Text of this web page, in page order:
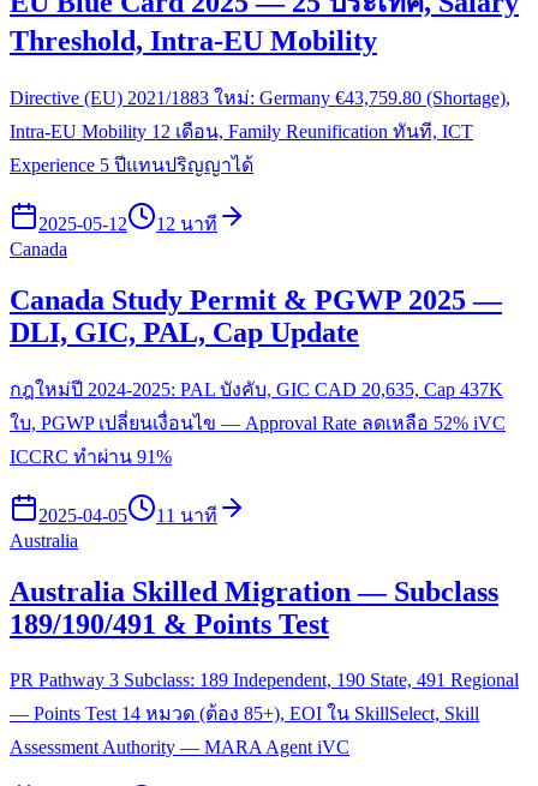
Threshold, Intra-EU Mobility
Directive (EU) 2021/1883 ใหม่: Germany €43,759.80 (Shortage),
Intra-EU Mobility 12 เดือน, Family Reunification ทันที, ICT
Experience 5 ปีแทนปริญญาได้
2025-05-12
12 นาที
Canada
Canada Study Permit & PGWP 2025 —
DLI, GIC, PAL, Cap Update
กฎใหม่ปี 2024-2025: PAL บังคับ, GIC CAD 20,635, Cap 437K
ใบ, PGWP เปลี่ยนเงื่อนไข — Approval Rate ลดเหลือ 52% iVC
ICCRC ทำผ่าน 91%
2025-04-05
11 นาที
Australia
Australia Skilled Migration — Subclass
189/190/491 & Points Test
PR Pathway 3 Subclass: 189 Independent, 190 State, 491 Regional
— Points Test 14 หมวด (ต้อง 85+), EOI ใน SkillSelect, Skill
Assessment Authority — MARA Agent iVC